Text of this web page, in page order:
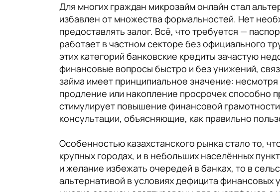
Для многих граждан микрозайм онлайн стал
избавлен от множества формальностей. Нет
предоставлять залог. Всё, что требуется —
работает в частном секторе без официального
этих категорий банковские кредиты зачастую
финансовые вопросы быстро и без унижений,
займа имеет принципиальное значение:
продление или накопление просрочек способно
стимулирует повышение финансовой
консультации, объясняющие, как правильно
Особенностью казахстанского рынка стало то,
крупных городах, и в небольших населённых
и желание избежать очередей в банках, то в
альтернативой в условиях дефицита финансовых